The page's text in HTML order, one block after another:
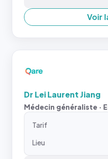
Voir
Dr Lei Laurent Jiang
Médecin généraliste ·
Tarif
Lieu